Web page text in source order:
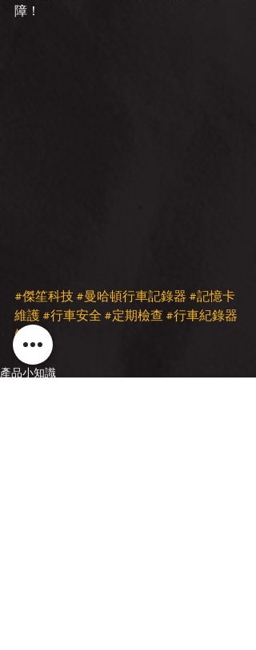
障！
#傑笙科技 #曼哈頓行車記錄器 #記憶卡
維護 #行車安全 #定期檢查 #行車紀錄器
知識
產品小知識